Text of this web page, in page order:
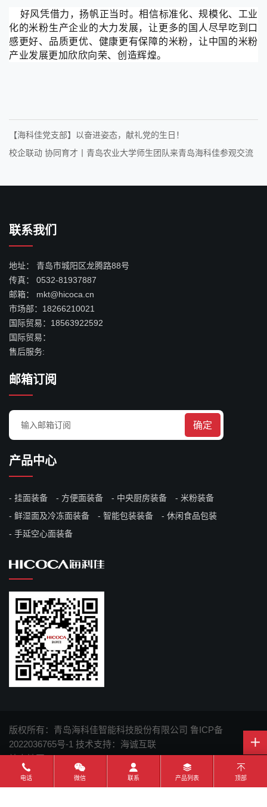
好风凭借力，扬帆正当时。相信标准化、规模化、工业
化的米粉生产企业的大力发展，让更多的国人尽早吃到口
感更好、品质更优、健康更有保障的米粉，让中国的米粉
产业发展更加欣欣向荣、创造辉煌。
【海科佳党支部】以奋进姿态，献礼党的生日！
校企联动 协同育才丨青岛农业大学师生团队来青岛海科佳参观交流
联系我们
地址：
青岛市城阳区龙腾路88号
传真：
0532-81937887
邮箱：
mkt@hicoca.cn
市场部： 18266210021
国际贸易： 18563922592
国际贸易：
售后服务:
邮箱订阅
确定
产品中心
挂面装备 方便面装备 中央厨房装备
米粉装备
鲜湿面及冷冻面装备
智能包装装备
休闲食品包装
手延空心面装备
版权所有：青岛海科佳智能科技股份有限公司 鲁ICP备
2022036765号-1 技术支持：海诚互联
站点地图
电话 微信 联系 产品列表 顶部